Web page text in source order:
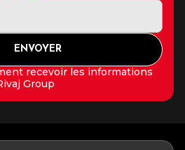
recevoir les informations
Group